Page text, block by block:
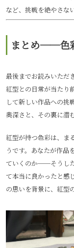
など、挑戦を絶やさな
まとめ──色
最後までお読みいただ
紅型との日常が当たり
して新しい作品への挑
奥深さと、その裏に潜
紅型が持つ色彩は、ま
うです。あなたが作品
ていくのか──そうし
て本当に良かったと感
の思いを背景に、紅型